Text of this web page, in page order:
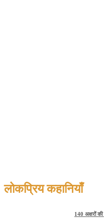
लोकप्रिय कहानियाँ
140 अक्षरों की